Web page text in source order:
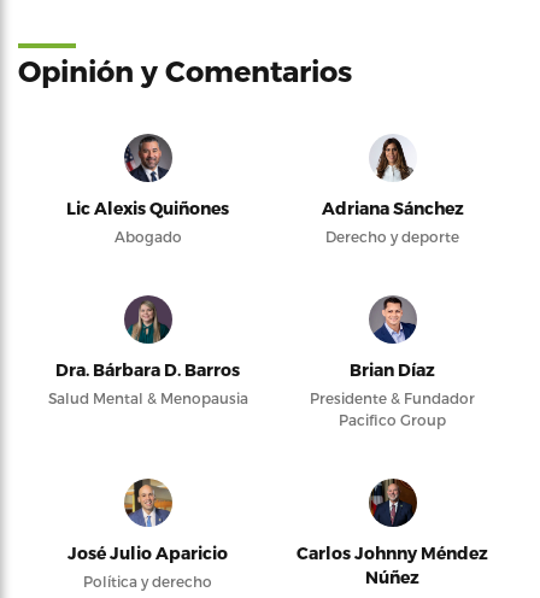
Opinión y Comentarios
Lic Alexis Quiñones
Abogado
Adriana Sánchez
Derecho y deporte
Dra. Bárbara D. Barros
Salud Mental & Menopausia
Brian Díaz
Presidente & Fundador
Pacifico Group
José Julio Aparicio
Política y derecho
Carlos Johnny Méndez
Núñez